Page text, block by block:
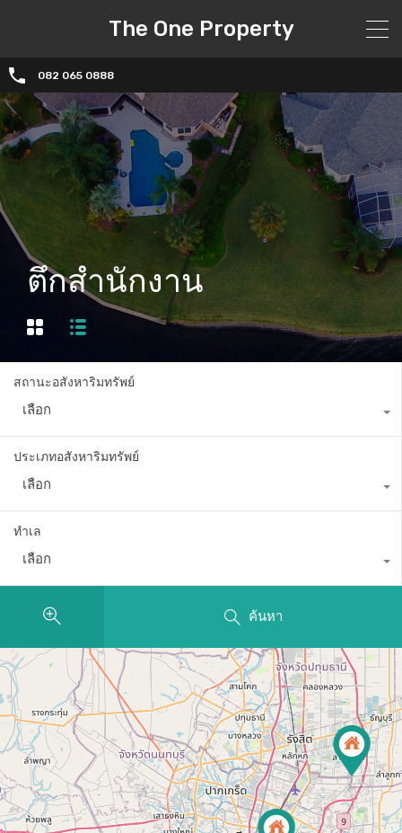
The One Property
082 065 0888
ตึกสำนักงาน
สถานะอสังหาริมทรัพย์
เลือก
ประเภทอสังหาริมทรัพย์
เลือก
ทำเล
เลือก
ค้นหา